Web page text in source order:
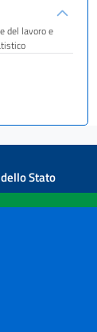
del lavoro e
Stato